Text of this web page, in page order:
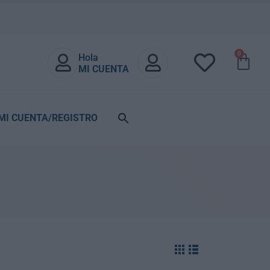
Hola
MI CUENTA
0
CUENTA/REGISTRO